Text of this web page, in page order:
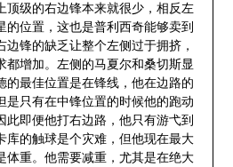
顶级的右边锋本来就很少，相反左
的位置，这也是普利西奇能够卖到
锋的缺乏让整个左侧过于拥挤，
都增加。左侧的马夏尔和桑切斯显
的最佳位置是在锋线，他在边路的
是只有在中锋位置的时候他的跑动
此即便他打右边路，他只有游弋到
库的触球是个灾难，但他现在最大
体重。他需要减重，尤其是在绝大